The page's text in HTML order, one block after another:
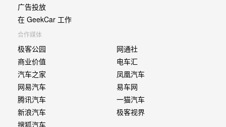
广告投放
在 GeekCar 工作
合作媒体
极客公园
商业价值
汽车之家
网易汽车
腾讯汽车
新浪汽车
搜狐汽车
网通社
电车汇
凤凰汽车
易车网
一猫汽车
极客视界